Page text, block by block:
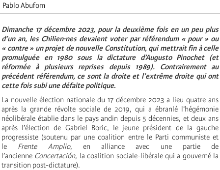
Pablo Abufom
Dimanche 17 décembre 2023, pour la deuxième fois en un peu plus
d’un an, les Chilien·nes devaient voter par référendum « pour » ou
« contre » un projet de nouvelle Constitution, qui mettrait fin à celle
promulguée en 1980 sous la dictature d’Augusto Pinochet (et
réformée à plusieurs reprises depuis 1989). Contrairement au
précédent référendum, ce sont la droite et l’extrême droite qui ont
cette fois subi une défaite politique.
La nouvelle élection nationale du 17 décembre 2023 a lieu quatre ans
après la grande révolte sociale de 2019, qui a ébranlé l’hégémonie
néolibérale établie dans le pays andin depuis 5 décennies, et deux ans
après l’élection de Gabriel Boric, le jeune président de la gauche
progressiste (soutenu par une coalition entre le Parti communiste et
le Frente Amplio, en alliance avec une partie de
l’ancienne Concertación, la coalition sociale-libérale qui a gouverné la
transition post-dictature).